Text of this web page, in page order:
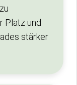
Platz und
stärker